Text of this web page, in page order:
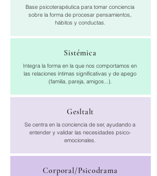
Base psicoterapéutica para tomar conciencia
sobre la forma de procesar pensamientos,
hábitos y conductas.
Sistémica
Integra la forma en la que nos comportamos en
las relaciones íntimas significativas y de apego
(familia, pareja, amigos...).
Gesltalt
Se centra en la conciencia de ser, ayudando a
entender y validar las necesidades psico-
emocionales.
Corporal/Psicodrama